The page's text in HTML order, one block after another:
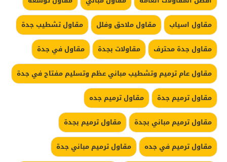
مقاول اسياب
مقاول ملاحق وفلل
مقاول تشطيب جدة
مقاول جدة محترف
مقاولات بجدة
مقاول في جدة
مقاول عام ترميم وتشطيب مباني عظم وتسليم مفتاح في جدة
مقاول ترميم جدة
مقاول ترميم جده
مقاول ترميم مباني بجدة
مقاول ترميم بجدة
مقاول ترميم في جده
مقاول ترميم مباني جدة